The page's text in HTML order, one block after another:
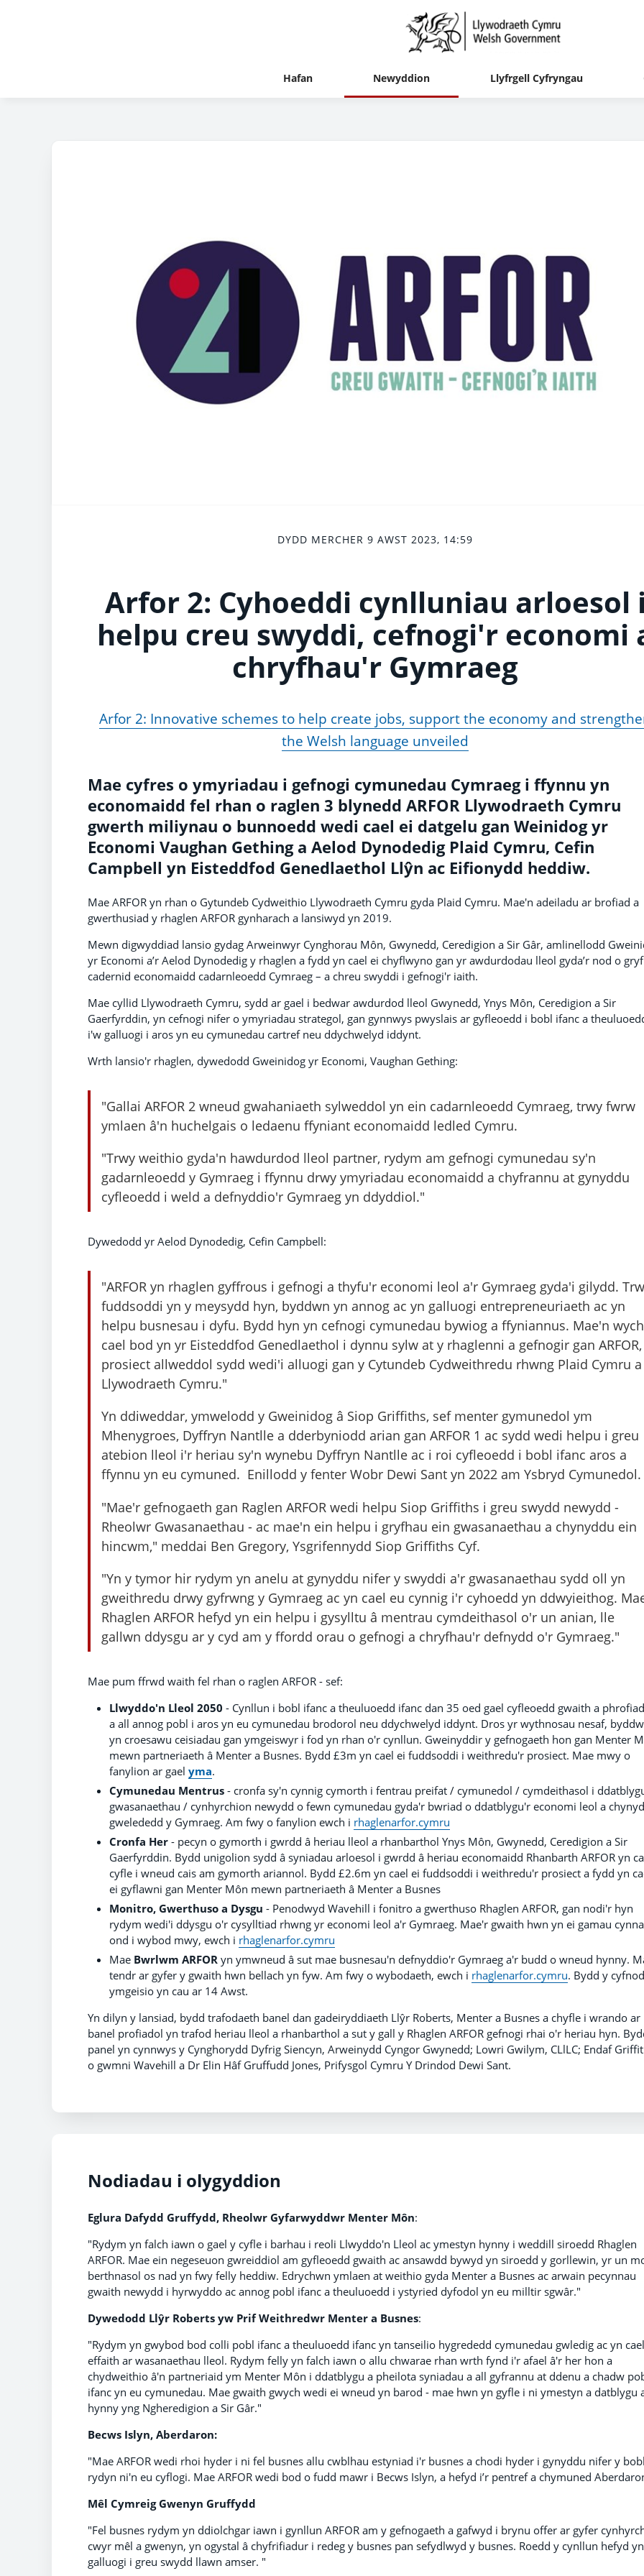
Hafan Newyddion Llyfrgell Cyfryngau
DYDD MERCHER 9 AWST 2023, 14:59
Arfor 2: Cyhoeddi cynlluniau arloesol
helpu creu swyddi, cefnogi'r economi
chryfhau'r Gymraeg
Arfor 2: Innovative schemes to help create jobs, support the economy and
the Welsh language unveiled
Mae cyfres o ymyriadau i gefnogi cymunedau Cymraeg i ffynnu yn
economaidd fel rhan o raglen 3 blynedd ARFOR Llywodraeth Cymru
gwerth miliynau o bunnoedd wedi cael ei datgelu gan Weinidog yr
Economi Vaughan Gething a Aelod Dynodedig Plaid Cymru, Cefin
Campbell yn Eisteddfod Genedlaethol Llŷn ac Eifionydd heddiw.
Mae ARFOR yn rhan o Gytundeb Cydweithio Llywodraeth Cymru gyda Plaid Cymru. Mae'n adeiladu ar brofiad a
gwerthusiad y rhaglen ARFOR gynharach a lansiwyd yn 2019.
Mewn digwyddiad lansio gydag Arweinwyr Cynghorau Môn, Gwynedd, Ceredigion a Sir Gâr, amlinellodd
yr Economi a’r Aelod Dynodedig y rhaglen a fydd yn cael ei chyflwyno gan yr awdurdodau lleol gyda’r nod o
cadernid economaidd cadarnleoedd Cymraeg – a chreu swyddi i gefnogi'r iaith.
Mae cyllid Llywodraeth Cymru, sydd ar gael i bedwar awdurdod lleol Gwynedd, Ynys Môn, Ceredigion a Sir
Gaerfyrddin, yn cefnogi nifer o ymyriadau strategol, gan gynnwys pwyslais ar gyfleoedd i bobl ifanc a
i'w galluogi i aros yn eu cymunedau cartref neu ddychwelyd iddynt.
Wrth lansio'r rhaglen, dywedodd Gweinidog yr Economi, Vaughan Gething:
"Gallai ARFOR 2 wneud gwahaniaeth sylweddol yn ein cadarnleoedd Cymraeg, trwy fwrw
ymlaen â'n huchelgais o ledaenu ffyniant economaidd ledled Cymru.
"Trwy weithio gyda'n hawdurdod lleol partner, rydym am gefnogi cymunedau sy'n
gadarnleoedd y Gymraeg i ffynnu drwy ymyriadau economaidd a chyfrannu at gynyddu
cyfleoedd i weld a defnyddio'r Gymraeg yn ddyddiol."
Dywedodd yr Aelod Dynodedig, Cefin Campbell:
"ARFOR yn rhaglen gyffrous i gefnogi a thyfu'r economi leol a'r Gymraeg gyda'i gilydd.
fuddsoddi yn y meysydd hyn, byddwn yn annog ac yn galluogi entrepreneuriaeth ac yn
helpu busnesau i dyfu. Bydd hyn yn cefnogi cymunedau bywiog a ffyniannus. Mae'n wych
cael bod yn yr Eisteddfod Genedlaethol i dynnu sylw at y rhaglenni a gefnogir gan ARFOR,
prosiect allweddol sydd wedi'i alluogi gan y Cytundeb Cydweithredu rhwng Plaid Cymru a
Llywodraeth Cymru."
Yn ddiweddar, ymwelodd y Gweinidog â Siop Griffiths, sef menter gymunedol ym
Mhenygroes, Dyffryn Nantlle a dderbyniodd arian gan ARFOR 1 ac sydd wedi helpu i greu
atebion lleol i'r heriau sy'n wynebu Dyffryn Nantlle ac i roi cyfleoedd i bobl ifanc aros a
ffynnu yn eu cymuned. Enillodd y fenter Wobr Dewi Sant yn 2022 am Ysbryd Cymunedol.
"Mae'r gefnogaeth gan Raglen ARFOR wedi helpu Siop Griffiths i greu swydd newydd -
Rheolwr Gwasanaethau - ac mae'n ein helpu i gryfhau ein gwasanaethau a chynyddu ein
hincwm," meddai Ben Gregory, Ysgrifennydd Siop Griffiths Cyf.
"Yn y tymor hir rydym yn anelu at gynyddu nifer y swyddi a'r gwasanaethau sydd oll yn
gweithredu drwy gyfrwng y Gymraeg ac yn cael eu cynnig i'r cyhoedd yn ddwyieithog.
Rhaglen ARFOR hefyd yn ein helpu i gysylltu â mentrau cymdeithasol o'r un anian, lle
gallwn ddysgu ar y cyd am y ffordd orau o gefnogi a chryfhau'r defnydd o'r Gymraeg."
Mae pum ffrwd waith fel rhan o raglen ARFOR - sef:
Llwyddo'n Lleol 2050 - Cynllun i bobl ifanc a theuluoedd ifanc dan 35 oed gael cyfleoedd gwaith a
a all annog pobl i aros yn eu cymunedau brodorol neu ddychwelyd iddynt. Dros yr wythnosau nesaf,
yn croesawu ceisiadau gan ymgeiswyr i fod yn rhan o'r cynllun. Gweinyddir y gefnogaeth hon gan Menter
mewn partneriaeth â Menter a Busnes. Bydd £3m yn cael ei fuddsoddi i weithredu'r prosiect. Mae mwy o
fanylion ar gael yma.
Cymunedau Mentrus - cronfa sy'n cynnig cymorth i fentrau preifat / cymunedol / cymdeithasol i
gwasanaethau / cynhyrchion newydd o fewn cymunedau gyda'r bwriad o ddatblygu'r economi leol a
gwelededd y Gymraeg. Am fwy o fanylion ewch i rhaglenarfor.cymru
Cronfa Her - pecyn o gymorth i gwrdd â heriau lleol a rhanbarthol Ynys Môn, Gwynedd, Ceredigion a Sir
Gaerfyrddin. Bydd unigolion sydd â syniadau arloesol i gwrdd â heriau economaidd Rhanbarth ARFOR yn
cyfle i wneud cais am gymorth ariannol. Bydd £2.6m yn cael ei fuddsoddi i weithredu'r prosiect a fydd yn
ei gyflawni gan Menter Môn mewn partneriaeth â Menter a Busnes
Monitro, Gwerthuso a Dysgu - Penodwyd Wavehill i fonitro a gwerthuso Rhaglen ARFOR, gan nodi'r hyn
rydym wedi'i ddysgu o'r cysylltiad rhwng yr economi leol a'r Gymraeg. Mae'r gwaith hwn yn ei gamau
ond i wybod mwy, ewch i rhaglenarfor.cymru
Mae Bwrlwm ARFOR yn ymwneud â sut mae busnesau'n defnyddio'r Gymraeg a'r budd o wneud hynny.
tendr ar gyfer y gwaith hwn bellach yn fyw. Am fwy o wybodaeth, ewch i rhaglenarfor.cymru. Bydd y cyfnod
ymgeisio yn cau ar 14 Awst.
Yn dilyn y lansiad, bydd trafodaeth banel dan gadeiryddiaeth Llŷr Roberts, Menter a Busnes a chyfle i wrando ar
banel profiadol yn trafod heriau lleol a rhanbarthol a sut y gall y Rhaglen ARFOR gefnogi rhai o'r heriau hyn.
panel yn cynnwys y Cynghorydd Dyfrig Siencyn, Arweinydd Cyngor Gwynedd; Lowri Gwilym, CLlLC; Endaf
o gwmni Wavehill a Dr Elin Hâf Gruffudd Jones, Prifysgol Cymru Y Drindod Dewi Sant.
Nodiadau i olygyddion
Eglura Dafydd Gruffydd, Rheolwr Gyfarwyddwr Menter Môn:
"Rydym yn falch iawn o gael y cyfle i barhau i reoli Llwyddo'n Lleol ac ymestyn hynny i weddill siroedd Rhaglen
ARFOR. Mae ein negeseuon gwreiddiol am gyfleoedd gwaith ac ansawdd bywyd yn siroedd y gorllewin, yr un
berthnasol os nad yn fwy felly heddiw. Edrychwn ymlaen at weithio gyda Menter a Busnes ac arwain pecynnau
gwaith newydd i hyrwyddo ac annog pobl ifanc a theuluoedd i ystyried dyfodol yn eu milltir sgwâr."
Dywedodd Llŷr Roberts yw Prif Weithredwr Menter a Busnes:
"Rydym yn gwybod bod colli pobl ifanc a theuluoedd ifanc yn tanseilio hygrededd cymunedau gwledig ac yn cael
effaith ar wasanaethau lleol. Rydym felly yn falch iawn o allu chwarae rhan wrth fynd i'r afael â'r her hon a
chydweithio â'n partneriaid ym Menter Môn i ddatblygu a pheilota syniadau a all gyfrannu at ddenu a chadw
ifanc yn eu cymunedau. Mae gwaith gwych wedi ei wneud yn barod - mae hwn yn gyfle i ni ymestyn a datblygu
hynny yng Ngheredigion a Sir Gâr."
Becws Islyn, Aberdaron:
"Mae ARFOR wedi rhoi hyder i ni fel busnes allu cwblhau estyniad i'r busnes a chodi hyder i gynyddu nifer y
rydyn ni'n eu cyflogi. Mae ARFOR wedi bod o fudd mawr i Becws Islyn, a hefyd i’r pentref a chymuned
Mêl Cymreig Gwenyn Gruffydd
"Fel busnes rydym yn ddiolchgar iawn i gynllun ARFOR am y gefnogaeth a gafwyd i brynu offer ar gyfer
cwyr mêl a gwenyn, yn ogystal â chyfrifiadur i redeg y busnes pan sefydlwyd y busnes. Roedd y cynllun hefyd
galluogi i greu swydd llawn amser. "